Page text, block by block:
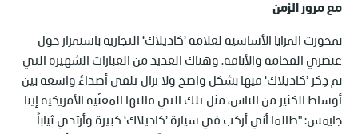
مع مرور الزمن
تمحورت المزايا الأساسية لعلامة ’كاديلاك‘ التجارية باستمرار حول
عنصري الفخامة والأناقة. وهناك العديد من العبارات الشهيرة التي
تم ذِكر ’كاديلاك‘ فيها بشكل واضح ولا تزال تلقى أصداءً واسعة بين
أوساط الكثير من الناس، مثل تلك التي قالتها المغنّية الأمريكية إيتا
جايمس: "طالما أني أركب في سيارة ’كاديلاك‘ كبيرة وأرتدي ثياباً